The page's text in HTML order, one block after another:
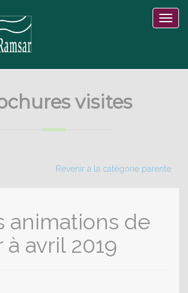
visites
Revenir à la catégorie parente
animations de
à avril 2019